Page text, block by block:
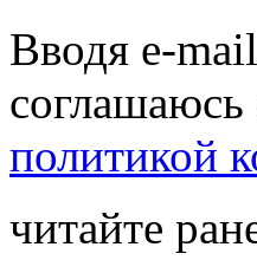
Вводя e-
соглашаюсь
политикой
читайте